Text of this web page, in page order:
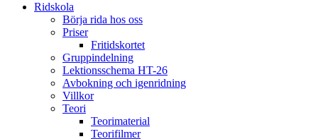
Ridskola
Börja rida hos oss
Priser
Fritidskortet
Gruppindelning
Lektionsschema HT-26
Avbokning och igenridning
Villkor
Teori
Teorimaterial
Teorifilmer